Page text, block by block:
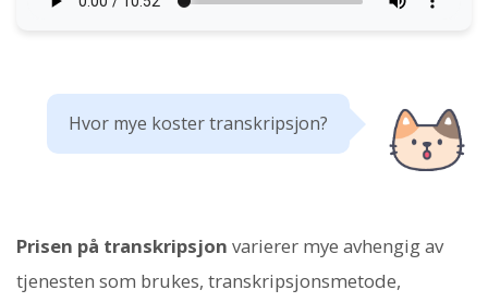
Hvor mye koster transkripsjon?
Prisen på transkripsjon varierer mye avhengig av
tjenesten som brukes, transkripsjonsmetode,